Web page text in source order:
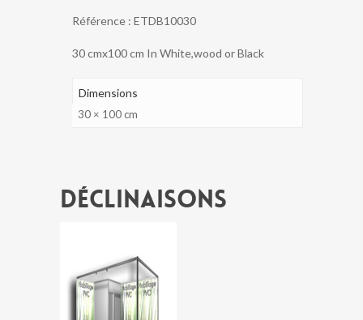
Référence : ETDB10030
30 cmx100 cm In White,wood or Black
Dimensions
30 × 100 cm
Déclinaisons